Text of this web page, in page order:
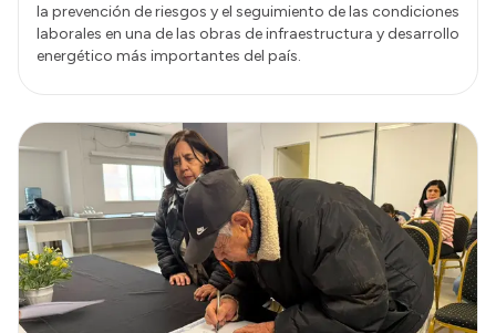
la prevención de riesgos y el seguimiento de las condiciones
laborales en una de las obras de infraestructura y desarrollo
energético más importantes del país.